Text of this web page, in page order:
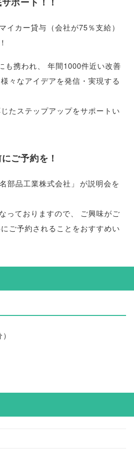
イカー貸与 （会社が75％支給）
も携われ
年間1000件近い改善
様々なアイデアを発信・実現する
たステップアップをサポートい
ご予約を！
部品工業株式会社 」
が説明会を
っておりますので
ご興味がご
ご予約されることをおすすめい
）